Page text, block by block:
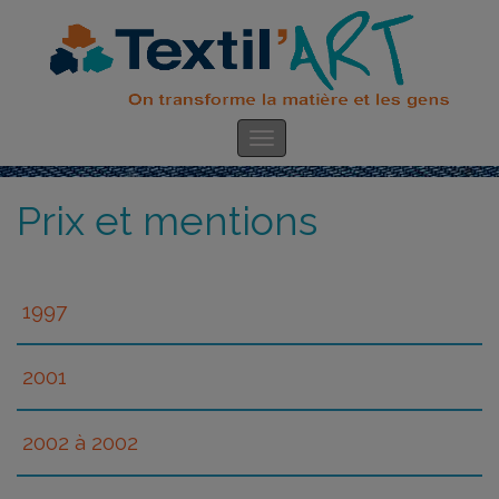
Prix et mentions
1997
2001
Obtention d’un MERCADOR remis par le centre
- Prix hommage aux nouveaux exportateurs de
2002 à 2002